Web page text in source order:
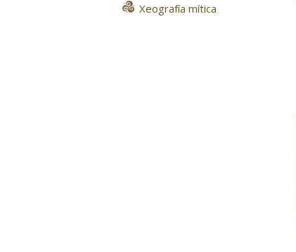
Xeografía mítica